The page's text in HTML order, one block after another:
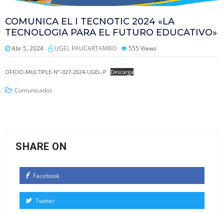
COMUNICA EL I TECNOTIC 2024 «LA
TECNOLOGIA PARA EL FUTURO EDUCATIVO»
Abr 5, 2024 UGEL PAUCARTAMBO 555 Views
OFICIO-MULTIPLE-N°-027-2024-UGEL-P Descarga
Comunicados
SHARE ON
Facebook
Twitter